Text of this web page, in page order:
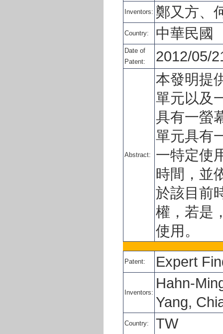
Inventors: 鄭又方、
Country: 中華民國
Date of
Patent:
2012/05/
Abstract:
本發明提
單元以及
具有一螢
單元具有
一特定使
時間，並
於該目前
權，若是
使用。
Patent: Expert
Inventors:
Hahn-
Yang,
Country: TW